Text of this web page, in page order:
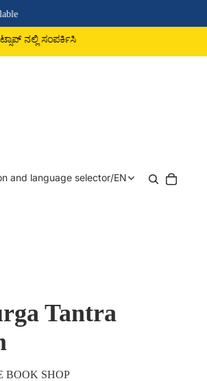
and language selector/EN
Tantra
BOOK SHOP